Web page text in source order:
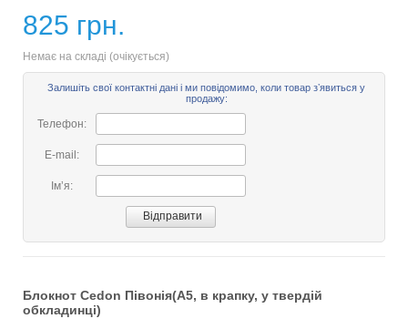
825 грн.
Немає на складі (очікується)
Залишіть свої контактні дані і ми повідомимо, коли товар зʼявиться у
продажу:
Телефон:
E-mail:
Імʼя:
Блокнот Cedon Півонія(А5, в крапку, у твердій
обкладинці)